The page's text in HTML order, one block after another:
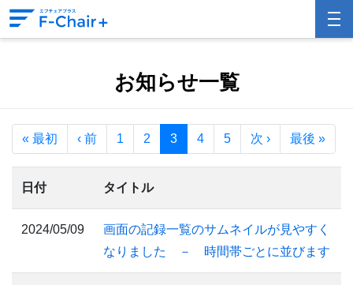
お知らせ一覧
« 最初 ‹ 前 1 2 3 4 5 次 › 最後 »
日付 タイトル
2024/05/09
画面の記録一覧のサムネイルが見やすく
なりました － 時間帯ごとに並びます